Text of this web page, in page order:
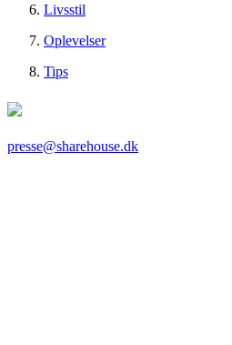
Livsstil
Oplevelser
Tips
presse@sharehouse.dk